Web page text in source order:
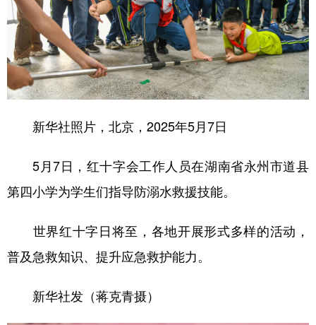
新华社照片，北京，2025年5月7日
5月7日，红十字会工作人员在湖南省永州市道县
第四小学为学生们指导防溺水救援技能。
世界红十字日将至，各地开展形式多样的活动，
普及急救知识、提升应急救护能力。
新华社发（蒋克青摄）